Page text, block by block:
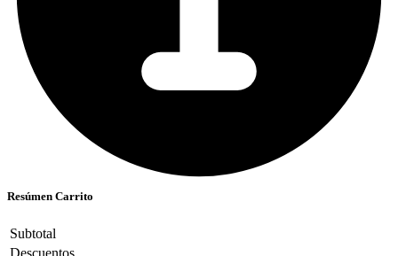
Resúmen Carrito
Subtotal
Descuentos